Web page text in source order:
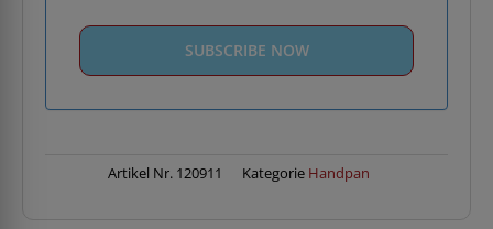
Artikel Nr. 120911 Kategorie Handpan